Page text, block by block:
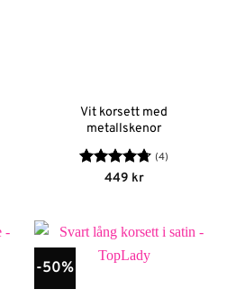
Vit korsett med
metallskenor
Betygsatt
(4)
449 kr
-50%